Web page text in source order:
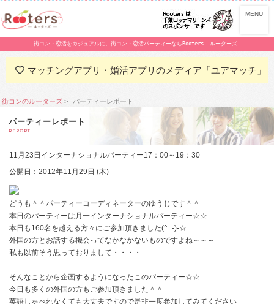
街コン・恋活をカジュアルに。街コン・恋活パーティーならRooters -ルーターズ-
マッチングアプリ・婚活アプリのメディア「ユアマッチ」
街コンのルーターズ パーティーレポート
パーティーレポート
REPORT
11月23日インターナショナルパーティー17：00～19：30
公開日：2012年11月29日 (木)
どうも＾＾パーティーコーディネーターのゆうじです＾＾
本日のパーティーは月一インターナショナルパーティー☆☆
本日も160名を越える方々にご参加頂きました(^_-)-☆
外国の方とお話する機会ってなかなかないものですよね～～～
私も以前そう思っておりまして・・・・
そんなことから企画するようになったこのパーティー☆☆
今日も多くの外国の方もご参加頂きました＾＾
英語しゃべれなくても大丈夫ですので是非一度参加してみてください